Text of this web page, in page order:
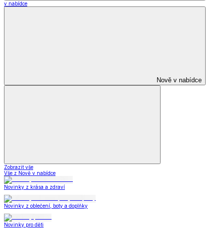
v nabídce
Nově v nabídce
Zobrazit vše
Vše z Nově v nabídce
Novinky z krása a zdraví
Novinky z oblečení, boty a doplňky
Novinky pro děti